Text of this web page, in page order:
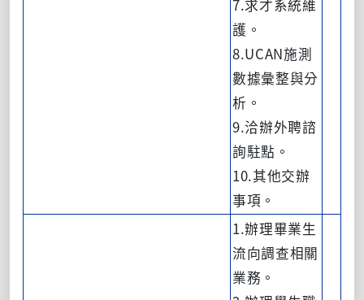
7.求才系統維
護。
8.UCAN施測
數據彙整與分
析。
9.洽辦外聘諮
詢駐點。
10.其他交辦
事項。
1.辦理畢業生
流向調查相關
業務。